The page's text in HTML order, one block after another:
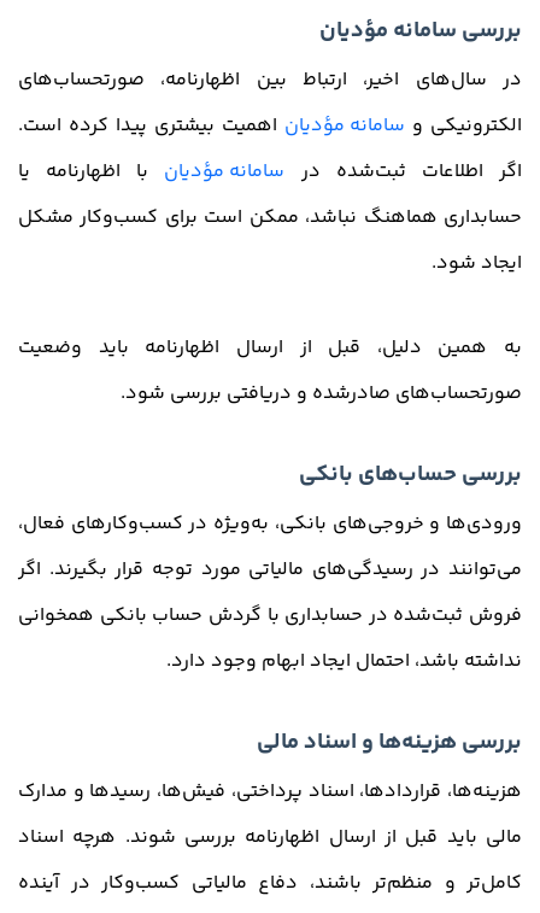
بررسی سامانه مؤدیان
در سال‌های اخیر، ارتباط بین اظهارنامه، صورتحساب‌های
الکترونیکی و سامانه مؤدیان اهمیت بیشتری پیدا کرده است.
اگر اطلاعات ثبت‌شده در سامانه مؤدیان با اظهارنامه یا
حسابداری هماهنگ نباشد، ممکن است برای کسب‌وکار مشکل
ایجاد شود.
به همین دلیل، قبل از ارسال اظهارنامه باید وضعیت
صورتحساب‌های صادرشده و دریافتی بررسی شود.
بررسی حساب‌های بانکی
ورودی‌ها و خروجی‌های بانکی، به‌ویژه در کسب‌وکارهای فعال،
می‌توانند در رسیدگی‌های مالیاتی مورد توجه قرار بگیرند. اگر
فروش ثبت‌شده در حسابداری با گردش حساب بانکی همخوانی
نداشته باشد، احتمال ایجاد ابهام وجود دارد.
بررسی هزینه‌ها و اسناد مالی
هزینه‌ها، قراردادها، اسناد پرداختی، فیش‌ها، رسیدها و مدارک
مالی باید قبل از ارسال اظهارنامه بررسی شوند. هرچه اسناد
کامل‌تر و منظم‌تر باشند، دفاع مالیاتی کسب‌وکار در آینده